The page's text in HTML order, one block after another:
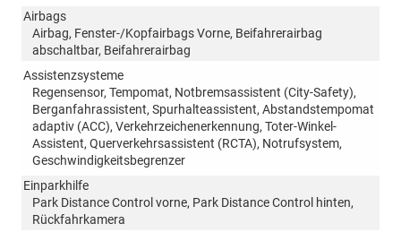
Airbags
Airbag, Fenster-/Kopfairbags Vorne, Beifahrerairbag
abschaltbar, Beifahrerairbag
Assistenzsysteme
Regensensor, Tempomat, Notbremsassistent (City-Safety),
Berganfahrassistent, Spurhalteassistent, Abstandstempomat
adaptiv (ACC), Verkehrzeichenerkennung, Toter-Winkel-
Assistent, Querverkehrsassistent (RCTA), Notrufsystem,
Geschwindigkeitsbegrenzer
Einparkhilfe
Park Distance Control vorne, Park Distance Control hinten,
Rückfahrkamera